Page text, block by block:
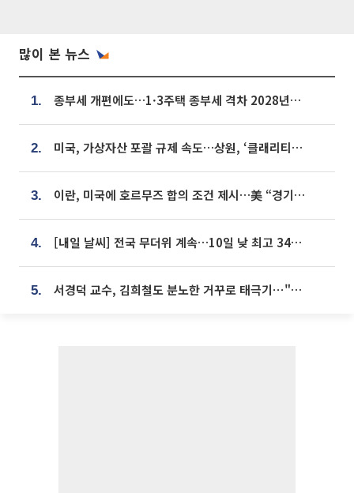
많이 본 뉴스
1. 종부세 개편에도…1·3주택 종부세 격차 2028년부터 확대
2. 미국, 가상자산 포괄 규제 속도…상원, ‘클래리티법’ 9월 절차투표 추진
3. 이란, 미국에 호르무즈 합의 조건 제시…美 “경기 아직 안 끝나” [종합]
4. [내일 날씨] 전국 무더위 계속…10일 낮 최고 34도 육박
5. 서경덕 교수, 김희철도 분노한 거꾸로 태극기⋯"엉터리는 아냐, 아쉬울 뿐"